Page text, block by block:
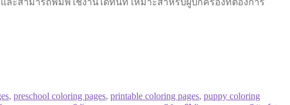
และสามารถพิมพ์ใช้งานได้ทันที เหมาะสำหรับผู้ปกครองที่ต้องการ
, preschool coloring pages, printable coloring pages, puppy coloring